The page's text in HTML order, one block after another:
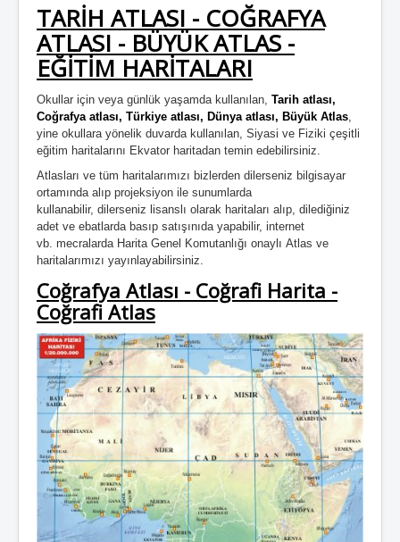
TARİH ATLASI - COĞRAFYA
ATLASI - BÜYÜK ATLAS -
EĞİTİM HARİTALARI
Okullar için veya günlük yaşamda kullanılan, Tarih atlası,
Coğrafya atlası, Türkiye atlası, Dünya atlası, Büyük Atlas
yine okullara yönelik duvarda kullanılan, Siyasi ve Fiziki çeşitli
eğitim haritalarını Ekvator haritadan temin edebilirsiniz.
Atlasları ve tüm haritalarımızı bizlerden dilerseniz bilgisayar
ortamında alıp projeksiyon ile sunumlarda
kullanabilir, dilerseniz lisanslı olarak haritaları alıp, dilediğiniz
adet ve ebatlarda basıp satışınıda yapabilir, internet
vb. mecralarda Harita Genel Komutanlığı onaylı Atlas ve
haritalarımızı yayınlayabilirsiniz.
Coğrafya Atlası - Coğrafi Harita -
Coğrafi Atlas